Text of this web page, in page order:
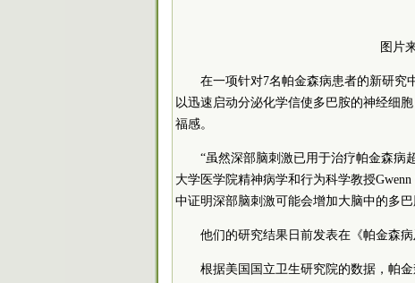
图片
在一项针对7名帕金森病患者的新研究
以迅速启动分泌化学信使多巴胺的神经细
福感。
“虽然深部脑刺激已用于治疗帕金森病
大学医学院精神病学和行为科学教授
中证明深部脑刺激可能会增加大脑中的多
他们的研究结果日前发表在《帕金森病
根据美国国立卫生研究院的数据，帕